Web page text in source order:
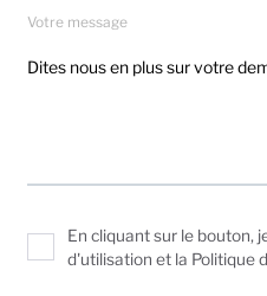
Votre message
En cliquant sur le bouton,
d'utilisation et la Politique